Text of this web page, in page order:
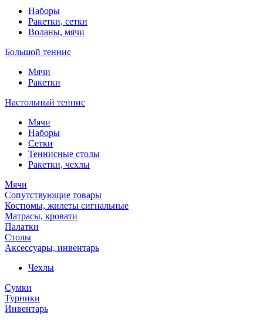
Наборы
Ракетки, сетки
Воланы, мячи
Большой теннис
Мячи
Ракетки
Настольный теннис
Мячи
Наборы
Сетки
Теннисные столы
Ракетки, чехлы
Мячи
Сопутствующие товары
Костюмы, жилеты сигнальные
Матрасы, кровати
Палатки
Столы
Аксессуары, инвентарь
Чехлы
Сумки
Турники
Инвентарь